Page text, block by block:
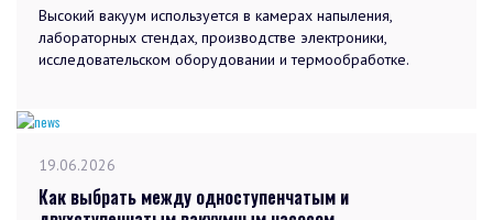
Высокий вакуум используется в камерах напыления,
лабораторных стендах, производстве электроники,
исследовательском оборудовании и термообработке.
19.06.2026
Как выбрать между одноступенчатым и